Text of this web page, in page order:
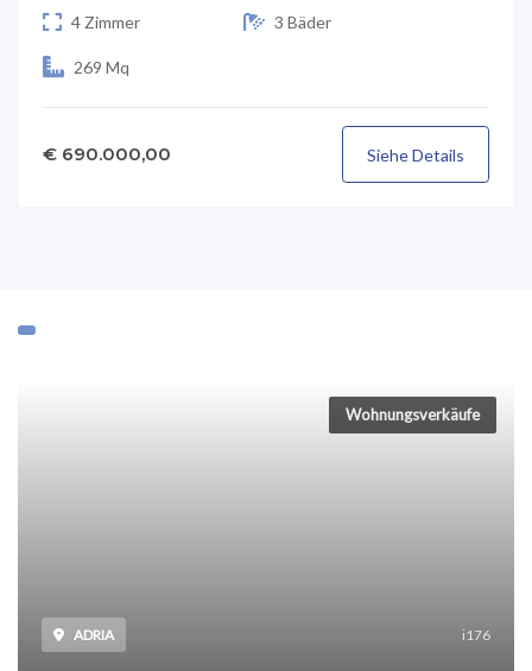
4 Zimmer 3 Bäder
269 Mq
€ 690.000,00 Siehe Details
Wohnungsverkäufe
ADRIA i176